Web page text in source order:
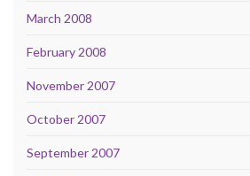
March 2008
February 2008
November 2007
October 2007
September 2007